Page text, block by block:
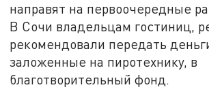
направят на первоочередные
В Сочи владельцам гостиниц,
рекомендовали передать
заложенные на пиротехнику, в
благотворительный фонд.